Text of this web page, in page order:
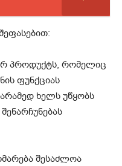
პროდუქტს, რომელიც
ფუნქციას
ხელს უწყობს
შესაძლოა